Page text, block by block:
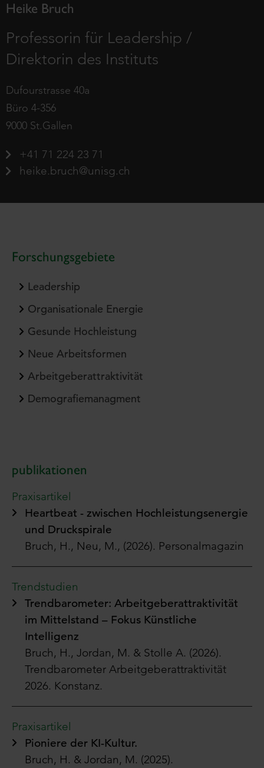
Heike Bruch
Professorin für Leadership /
Direktorin des Instituts
Dufourstrasse 40a
Büro 4-356
9000 St.Gallen
+41 71 224 23 71
heike.bruch@unisg.ch
Forschungsgebiete
Leadership
Organisationale Energie
Gesunde Hochleistung
Neue Arbeitsformen
Arbeitgeberattraktivität
Demografiemanagment
publikationen
Praxisartikel
Heartbeat - zwischen Hochleistungsenergie
und Druckspirale
Bruch, H., Neu, M., (2026). Personalmagazin
Trendstudien
Trendbarometer: Arbeitgeberattraktivität
im Mittelstand – Fokus Künstliche
Intelligenz
Bruch, H., Jordan, M. & Stolle A. (2026).
Trendbarometer Arbeitgeberattraktivität
2026. Konstanz.
Praxisartikel
Pioniere der KI-Kultur.
Bruch, H. & Jordan, M. (2025).